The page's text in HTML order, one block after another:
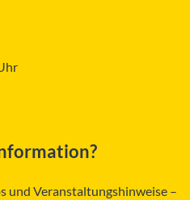
und Veranstaltungshinweise –